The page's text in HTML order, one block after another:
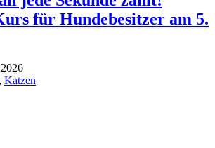
für Hundebesitzer am 5.
, Katzen